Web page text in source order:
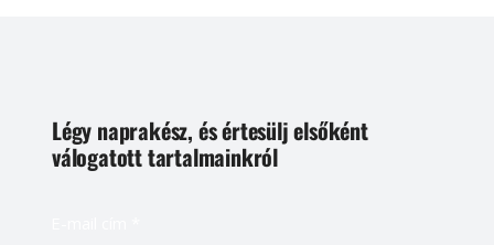
Légy naprakész, és értesülj elsőként
válogatott tartalmainkról